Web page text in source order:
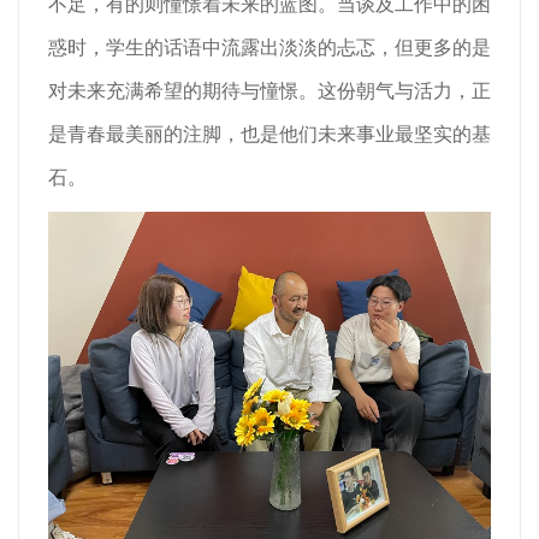
惑时，学生的话语中流露出淡淡的忐忑，但更多的是
对未来充满希望的期待与憧憬。这份朝气与活力，正
是青春最美丽的注脚，也是他们未来事业最坚实的基
石。